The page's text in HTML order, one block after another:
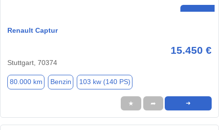
Renault Captur
15.450 €
Stuttgart, 70374
80.000 km Benzin 103 kw (140 PS)
★ ➦ ➜